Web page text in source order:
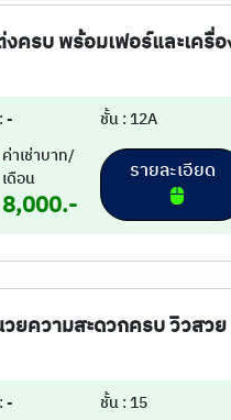
ครบ พร้อมเฟอร์และเครื่อ
-
ชั้น : 12A
ค่าเช่าบาท/
เดือน
8,000.-
วยความสะดวกครบ วิวสวย
-
ชั้น : 15